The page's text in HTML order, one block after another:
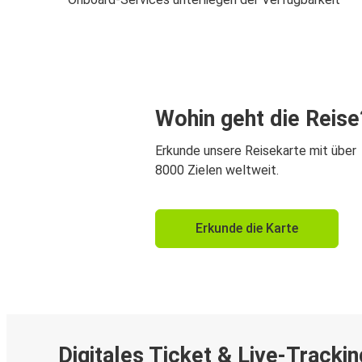
Wohin geht die
Erkunde unsere Reisekarte mit über
8000 Zielen weltweit.
Erkunde die Karte
Digitales Ticket & Live-